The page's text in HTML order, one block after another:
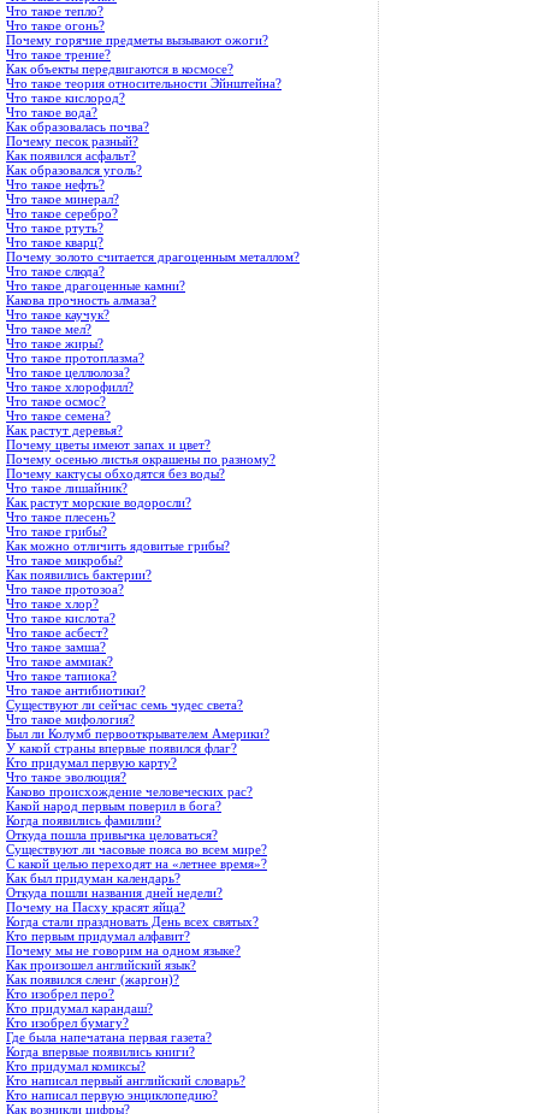
Что такое тепло?
Что такое огонь?
Почему горячие предметы вызывают ожоги?
Что такое трение?
Как объекты передвигаются в космосе?
Что такое теория относительности Эйнштейна?
Что такое кислород?
Что такое вода?
Как образовалась почва?
Почему песок разный?
Как появился асфальт?
Как образовался уголь?
Что такое нефть?
Что такое минерал?
Что такое серебро?
Что такое ртуть?
Что такое кварц?
Почему золото считается драгоценным металлом?
Что такое слюда?
Что такое драгоценные камни?
Какова прочность алмаза?
Что такое каучук?
Что такое мел?
Что такое жиры?
Что такое протоплазма?
Что такое целлюлоза?
Что такое хлорофилл?
Что такое осмос?
Что такое семена?
Как растут деревья?
Почему цветы имеют запах и цвет?
Почему осенью листья окрашены по разному?
Почему кактусы обходятся без воды?
Что такое лишайник?
Как растут морские водоросли?
Что такое плесень?
Что такое грибы?
Как можно отличить ядовитые грибы?
Что такое микробы?
Как появились бактерии?
Что такое протозоа?
Что такое хлор?
Что такое кислота?
Что такое асбест?
Что такое замша?
Что такое аммиак?
Что такое тапиока?
Что такое антибиотики?
Существуют ли сейчас семь чудес света?
Что такое мифология?
Был ли Колумб первооткрывателем Америки?
У какой страны впервые появился флаг?
Кто придумал первую карту?
Что такое эволюция?
Каково происхождение человеческих рас?
Какой народ первым поверил в бога?
Когда появились фамилии?
Откуда пошла привычка целоваться?
Существуют ли часовые пояса во всем мире?
С какой целью переходят на «летнее время»?
Как был придуман календарь?
Откуда пошли названия дней недели?
Почему на Пасху красят яйца?
Когда стали праздновать День всех святых?
Кто первым придумал алфавит?
Почему мы не говорим на одном языке?
Как произошел английский язык?
Как появился сленг (жаргон)?
Кто изобрел перо?
Кто придумал карандаш?
Кто изобрел бумагу?
Где была напечатана первая газета?
Когда впервые появились книги?
Кто придумал комиксы?
Кто написал первый английский словарь?
Кто написал первую энциклопедию?
Как возникли цифры?